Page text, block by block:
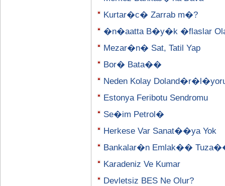
Kurtar�c� Zarrab m�?
�n�aatta B�y�k �flaslar
Mezar�n� Sat, Tatil Yap
Bor� Bata��
Neden Kolay
Estonya Feribotu Sendromu
Se�im Petrol�
Herkese Var Sanat��ya Yok
Bankalar�n Emlak��
Karadeniz Ve Kumar
Devletsiz BES Ne Olur?